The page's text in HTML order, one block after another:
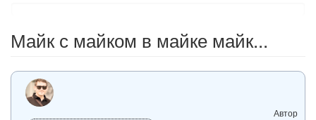
Майк с майком в майке майк...
Автор